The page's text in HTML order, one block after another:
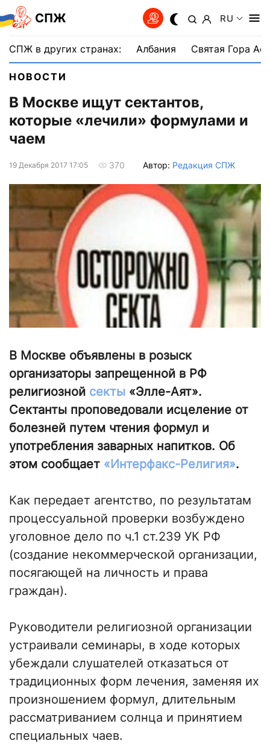
СПЖ RU
СПЖ в других странах: Албания Святая Гора
НОВОСТИ
В Москве ищут сектантов,
которые «лечили» формулами и
чаем
19 Декабря 2017 17:05 370 Автор: Редакция СПЖ
В Москве объявлены в розыск
организаторы запрещенной в РФ
религиозной секты «Элле-Аят».
Сектанты проповедовали исцеление от
болезней путем чтения формул и
употребления заварных напитков. Об
этом сообщает «Интерфакс-Религия».
Как передает агентство, по результатам
процессуальной проверки возбуждено
уголовное дело по ч.1 ст.239 УК РФ
(создание некоммерческой организации,
посягающей на личность и права
граждан).
Руководители религиозной организации
устраивали семинары, в ходе которых
убеждали слушателей отказаться от
традиционных форм лечения, заменяя их
произношением формул, длительным
рассматриванием солнца и принятием
специальных чаев.